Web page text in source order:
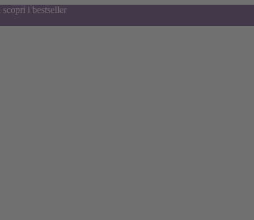
i bestseller